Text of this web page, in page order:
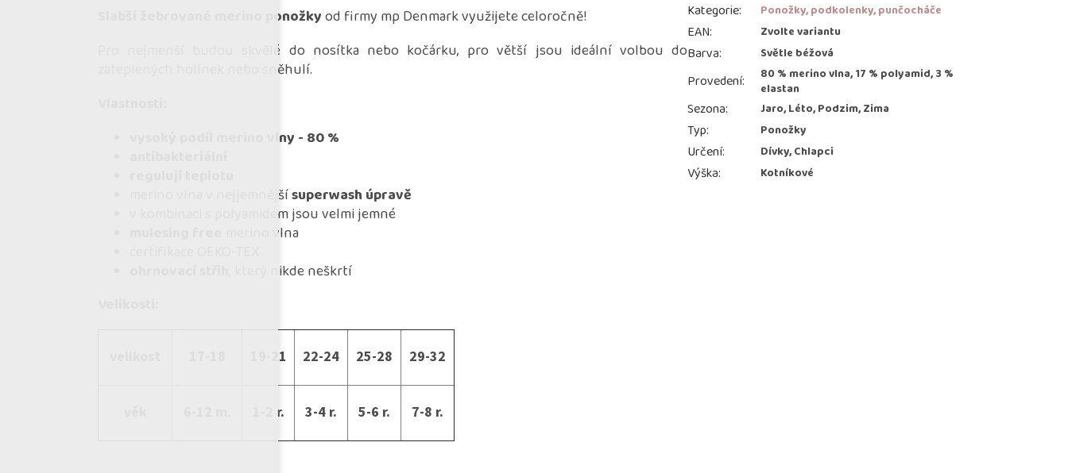
Slabší žebrované merino ponožkyod firmy mp Denmark využijete celoročně!
Pro nejmenší budou skvělé do nosítka nebo kočárku, pro větší jsou ideální volbou do
zateplených holínek nebo sněhulí.
vysoký podíl merino vlny - 80 %
merino vlna v nejjemnějšísuperwash úpravě
v kombinaci s polyamidem jsou velmi jemné
merino vlna
, který nikde neškrtí
19-21 22-24 25-28 29-32
1-2 r. 3-4 r. 5-6 r. 7-8 r.
Kategorie: Ponožky, podkolenky, punčocháče
EAN: Zvolte variantu
Barva: Světle béžová
Provedení:
80 % merino vlna, 17 % polyamid, 3 %
elastan
Sezona: Jaro, Léto, Podzim, Zima
Typ: Ponožky
Určení: Dívky, Chlapci
Výška: Kotníkové